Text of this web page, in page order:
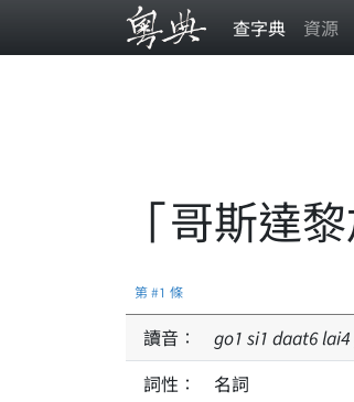
查字典 資源
「哥斯達黎
第 #1 條
讀音： go1 si1 daat6lai4
詞性：
名詞